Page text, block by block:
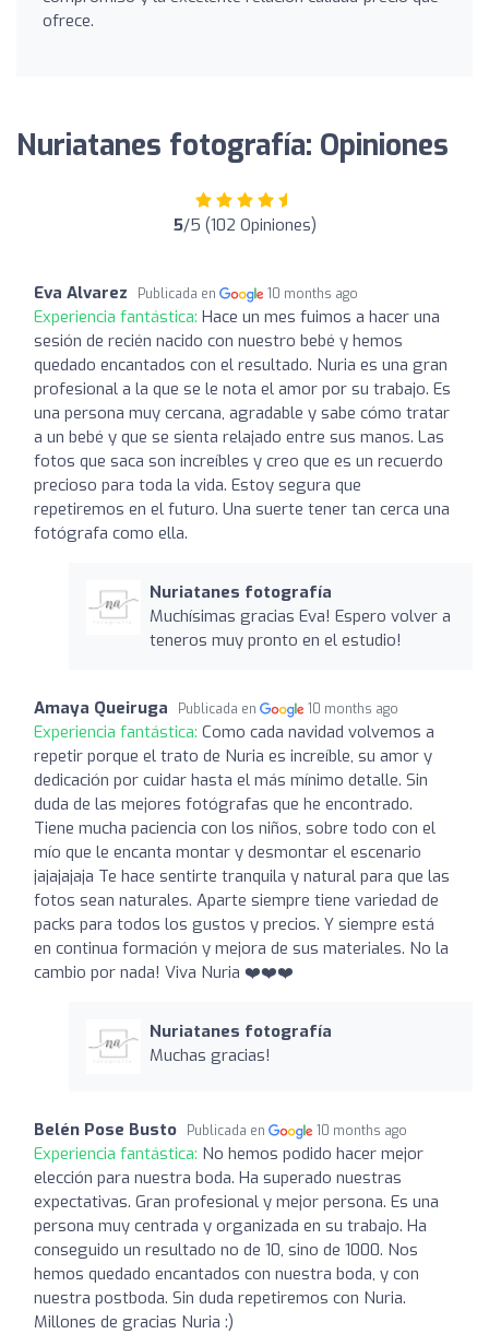
ofrece.
Nuriatanes fotografía: Opiniones
5/5 (102 Opiniones)
Eva Alvarez Publicada en 10 months ago
Experiencia fantástica: Hace un mes fuimos a hacer una
sesión de recién nacido con nuestro bebé y hemos
quedado encantados con el resultado. Nuria es una gran
profesional a la que se le nota el amor por su trabajo. Es
una persona muy cercana, agradable y sabe cómo tratar
a un bebé y que se sienta relajado entre sus manos. Las
fotos que saca son increíbles y creo que es un recuerdo
precioso para toda la vida. Estoy segura que
repetiremos en el futuro. Una suerte tener tan cerca una
fotógrafa como ella.
Nuriatanes fotografía
Muchísimas gracias Eva! Espero volver a
teneros muy pronto en el estudio!
Amaya Queiruga Publicada en 10 months ago
Experiencia fantástica: Como cada navidad volvemos a
repetir porque el trato de Nuria es increíble, su amor y
dedicación por cuidar hasta el más mínimo detalle. Sin
duda de las mejores fotógrafas que he encontrado.
Tiene mucha paciencia con los niños, sobre todo con el
mío que le encanta montar y desmontar el escenario
jajajajaja Te hace sentirte tranquila y natural para que las
fotos sean naturales. Aparte siempre tiene variedad de
packs para todos los gustos y precios. Y siempre está
en continua formación y mejora de sus materiales. No la
cambio por nada! Viva Nuria ❤️❤️❤️
Nuriatanes fotografía
Muchas gracias!
Belén Pose Busto Publicada en 10 months ago
Experiencia fantástica: No hemos podido hacer mejor
elección para nuestra boda. Ha superado nuestras
expectativas. Gran profesional y mejor persona. Es una
persona muy centrada y organizada en su trabajo. Ha
conseguido un resultado no de 10, sino de 1000. Nos
hemos quedado encantados con nuestra boda, y con
nuestra postboda. Sin duda repetiremos con Nuria.
Millones de gracias Nuria :)